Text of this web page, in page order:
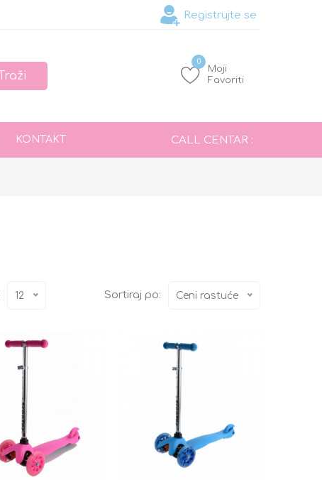
Registrujte se
0
Moji
Favoriti
KONTAKT CALL CENTAR :
12 Sortiraj po: Ceni rastuće